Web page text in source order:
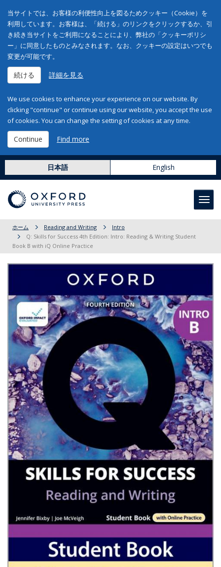
当サイトでは、お客様の利便性向上を図るためクッキー（Cookie）を
利用しています。お客様は、「続ける」のリンクをクリックするか、引
き続き当サイトをご利用になることにより、弊社の「クッキーポリシ
ー」に同意したものとみなされます。なお、クッキーの設定はいつでも
変更が可能です。
続ける 詳細を見る
We use cookies to enhance your experience on our website. By
clicking "continue" or continue using our website, you accept the use
of cookies. You can change the setting of cookies at any time.
Continue Find more
日本語 English
ホーム Reading and Writing
Intro
Q: Skills for Success 4th Edition: Intro: Reading & Writing Student
Book B with iQ Online Practice